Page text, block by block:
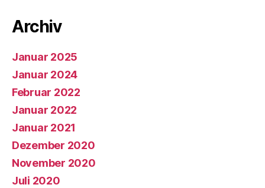
Archiv
Januar 2025
Januar 2024
Februar 2022
Januar 2022
Januar 2021
Dezember 2020
November 2020
Juli 2020